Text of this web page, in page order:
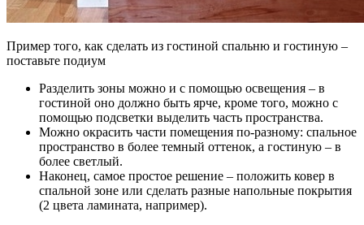
Пример того, как сделать из гостиной спальню и гостиную –
поставьте подиум
Разделить зоны можно и с помощью освещения – в
гостиной оно должно быть ярче, кроме того, можно с
помощью подсветки выделить часть пространства.
Можно окрасить части помещения по-разному: спальное
пространство в более темный оттенок, а гостиную – в
более светлый.
Наконец, самое простое решение – положить ковер в
спальной зоне или сделать разные напольные покрытия
(2 цвета ламината, например).